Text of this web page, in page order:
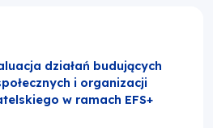
działań budujących
i organizacji
w ramach EFS+